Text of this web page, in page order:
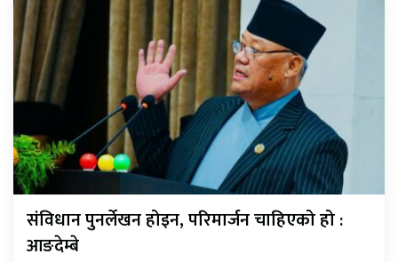
संविधान पुनर्लेखन होइन, परिमार्जन चाहिएको हो :
आङदेम्बे